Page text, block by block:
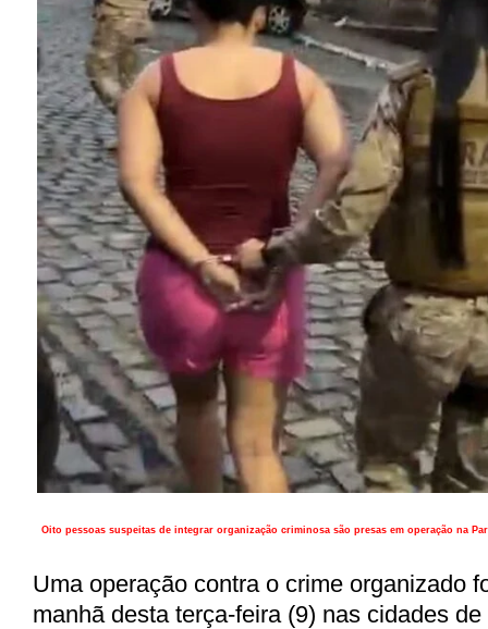
Oito pessoas suspeitas de integrar organização criminosa são presas em operação na
Uma operação contra o crime organizado
manhã desta terça-feira (9) nas cidades